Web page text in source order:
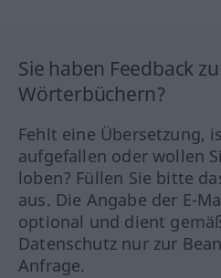
Sie haben Feedback
Wörterbüchern?
Fehlt eine Übersetzung,
aufgefallen oder wollen
loben? Füllen Sie bitte
aus. Die Angabe der E-
optional und dient
Datenschutz nur zur
Anfrage.